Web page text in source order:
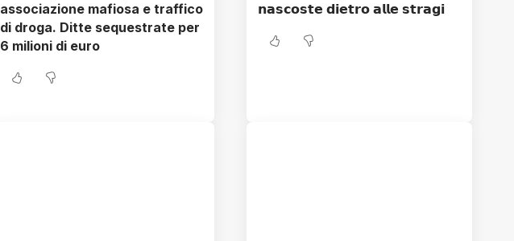
associazione mafiosa e traffico
di droga. Ditte sequestrate per
6 milioni di euro
𝗻𝗮𝘀𝗰𝗼𝘀𝘁𝗲 𝗱𝗶𝗲𝘁𝗿𝗼 𝗮𝗹𝗹𝗲 𝘀𝘁𝗿𝗮𝗴𝗶